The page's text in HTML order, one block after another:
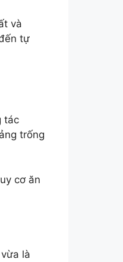
và
tự
tác
trống
cơ ăn
là